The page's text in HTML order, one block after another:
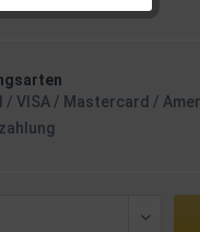
/ VISA / Mastercard /